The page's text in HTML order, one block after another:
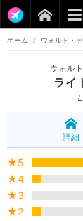
ホーム / ウォルト・
ウォル
ライ
詳細
★5
★4
★3
★2